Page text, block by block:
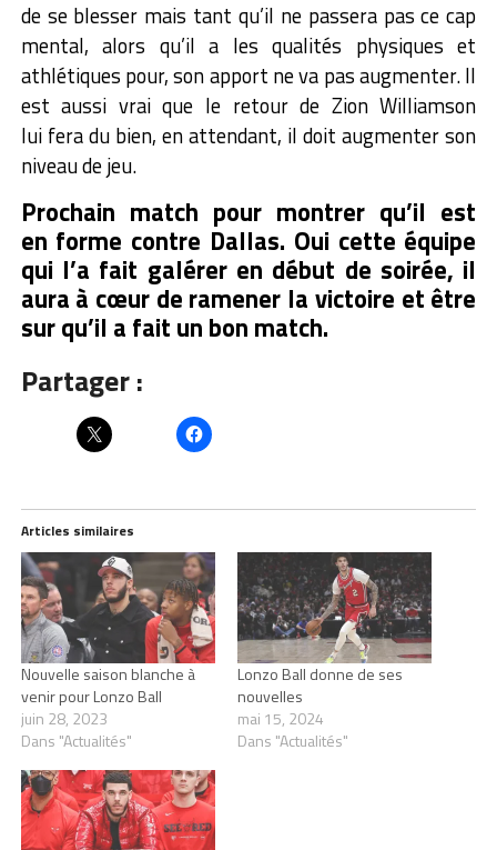
de se blesser mais tant qu’il ne passera pas ce cap
mental, alors qu’il a les qualités physiques et
athlétiques pour, son apport ne va pas augmenter. Il
est aussi vrai que le retour de Zion Williamson
lui fera du bien, en attendant, il doit augmenter son
niveau de jeu.
Prochain match pour montrer qu’il est
en forme contre Dallas. Oui cette équipe
qui l’a fait galérer en début de soirée, il
aura à cœur de ramener la victoire et être
sur qu’il a fait un bon match.
Partager :
Articles similaires
Nouvelle saison blanche à
venir pour Lonzo Ball
juin 28, 2023
Dans "Actualités"
Lonzo Ball donne de ses
nouvelles
mai 15, 2024
Dans "Actualités"